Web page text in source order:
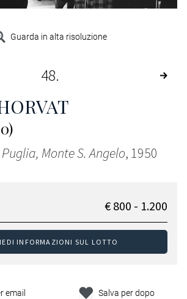
Guarda in alta risoluzione
48
Monte S. Angelo, 1950
€ 800 - 1.200
INFORMAZIONI SUL LOTTO
email
Salva per dopo